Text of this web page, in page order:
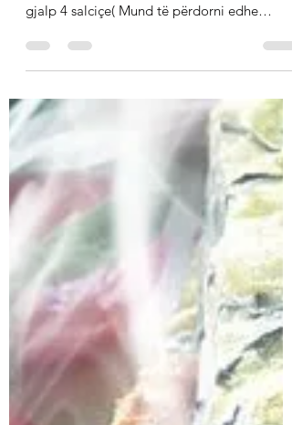
Alexander Ziso
Apr 4, 2022
Frittata.
Frittata. Perbersit. Per 4-5 persona 5 vezë
200gr qumësht 150 gr djathë kackavall 50 gr
gjalp 4 salciçe( Mund të përdorni edhe
sallam...